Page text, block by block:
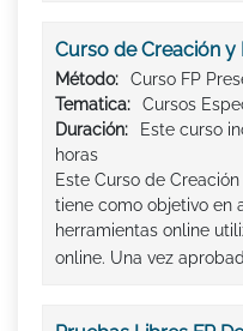
Curso de Creación y
Método:
Curso FP
Tematica:
Cursos
Duración:
Este curso
horas
Este Curso de
tiene como objetivo en
herramientas online
online. Una vez